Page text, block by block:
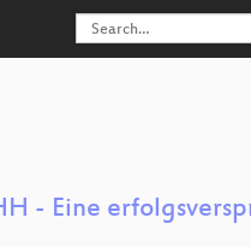
- Eine